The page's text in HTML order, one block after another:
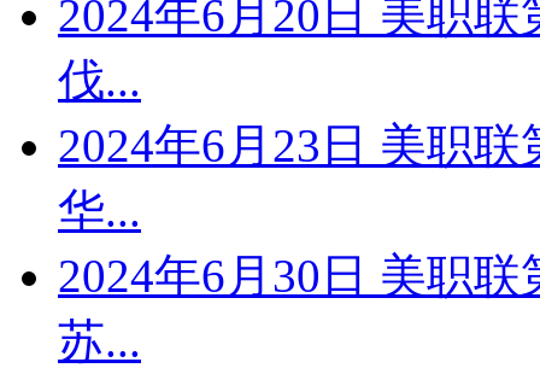
2024年6月20日 美职
伐...
2024年6月23日 美职
华...
2024年6月30日 美职
苏...